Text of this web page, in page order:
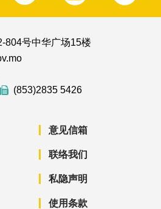
804号中华广场15楼
(853)2835 5426
意见信箱
联络我们
私隐声明
使用条款